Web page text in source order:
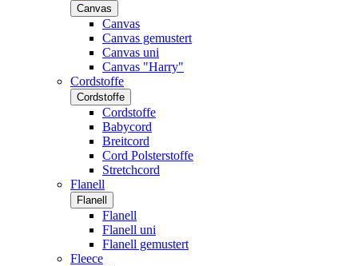
Canvas
Canvas
Canvas gemustert
Canvas uni
Canvas "Harry"
Cordstoffe
Cordstoffe
Cordstoffe
Babycord
Breitcord
Cord Polsterstoffe
Stretchcord
Flanell
Flanell
Flanell
Flanell uni
Flanell gemustert
Fleece